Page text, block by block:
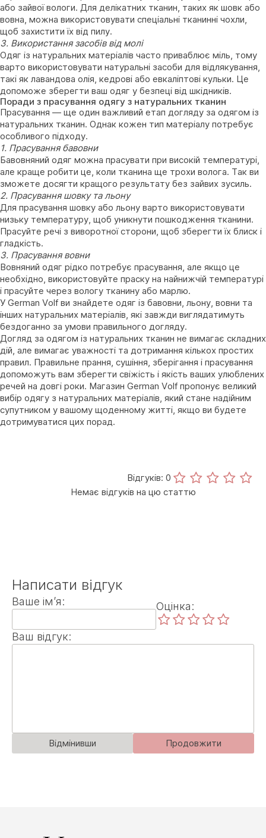
або зайвої вологи. Для делікатних тканин, таких як шовк або
вовна, можна використовувати спеціальні тканинні чохли,
щоб захистити їх від пилу.
3. Використання засобів від молі
Одяг із натуральних матеріалів часто приваблює міль, тому
варто використовувати натуральні засоби для відлякування,
такі як лавандова олія, кедрові або евкаліптові кульки. Це
допоможе зберегти ваш одяг у безпеці від шкідників.
Поради з прасування одягу з натуральних тканин
Прасування — ще один важливий етап догляду за одягом із
натуральних тканин. Однак кожен тип матеріалу потребує
особливого підходу.
1. Прасування бавовни
Бавовняний одяг можна прасувати при високій температурі,
але краще робити це, коли тканина ще трохи волога. Так ви
зможете досягти кращого результату без зайвих зусиль.
2. Прасування шовку та льону
Для прасування шовку або льону варто використовувати
низьку температуру, щоб уникнути пошкодження тканини.
Прасуйте речі з виворотної сторони, щоб зберегти їх блиск і
гладкість.
3. Прасування вовни
Вовняний одяг рідко потребує прасування, але якщо це
необхідно, використовуйте праску на найнижчій температурі
і прасуйте через вологу тканину або марлю.
У German Volf ви знайдете одяг із бавовни, льону, вовни та
інших натуральних матеріалів, які завжди виглядатимуть
бездоганно за умови правильного догляду.
Догляд за одягом із натуральних тканин не вимагає складних
дій, але вимагає уважності та дотримання кількох простих
правил. Правильне прання, сушіння, зберігання і прасування
допоможуть вам зберегти свіжість і якість ваших улюблених
речей на довгі роки. Магазин German Volf пропонує великий
вибір одягу з натуральних матеріалів, який стане надійним
супутником у вашому щоденному житті, якщо ви будете
дотримуватися цих порад.
Написати відгук
Ваше ім’я: Оцінка:
Ваш відгук:
Відмінивши Продовжити
Відгуків: 0
Немає відгуків на цю статтю